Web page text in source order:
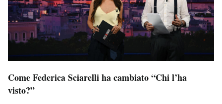
Come Federica Sciarelli ha cambiato “Chi l’ha
visto?”